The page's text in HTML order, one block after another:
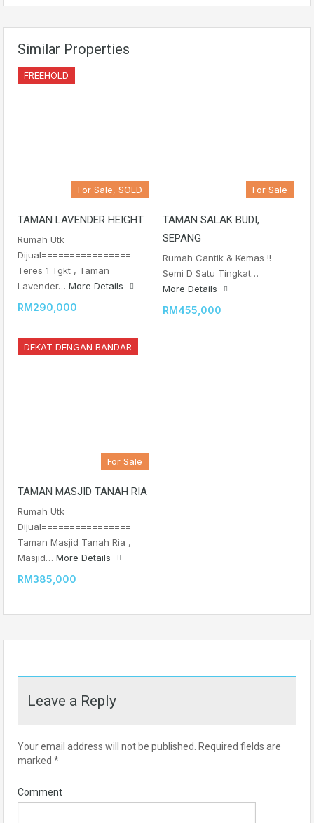
Similar Properties
FREEHOLD
For Sale, SOLD
TAMAN LAVENDER HEIGHT
Rumah Utk
Dijual================
Teres 1 Tgkt , Taman
Lavender… More Details
RM290,000
For Sale
TAMAN SALAK BUDI,
SEPANG
Rumah Cantik & Kemas !!
Semi D Satu Tingkat…
More Details
RM455,000
DEKAT DENGAN BANDAR
For Sale
TAMAN MASJID TANAH RIA
Rumah Utk
Dijual================
Taman Masjid Tanah Ria ,
Masjid… More Details
RM385,000
Leave a Reply
Your email address will not be published.
Required fields are
marked *
Comment